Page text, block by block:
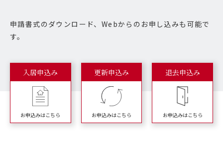
申請書式のダウンロード、Webからのお申し込みも可能で
す。
入居申込み
お申込みはこちら
更新申込み
お申込みはこちら
退去申込み
お申込みはこちら